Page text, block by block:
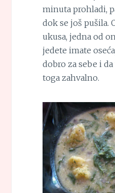
minuta prohladi,
dok se još pušila.
ukusa, jedna od
jedete imate
dobro za sebe i
toga zahvalno.